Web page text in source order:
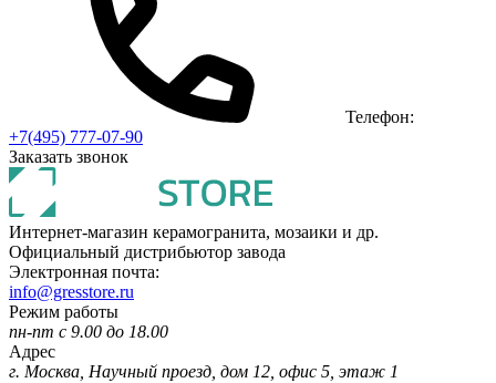
Телефон:
+7(495) 777-07-90
Заказать звонок
Интернет-магазин керамогранита, мозаики и др.
Официальный дистрибьютор завода
Электронная почта:
info@gresstore.ru
Режим работы
пн-пт с 9.00 до 18.00
Адрес
г. Москва, Научный проезд, дом 12, офис 5, этаж 1